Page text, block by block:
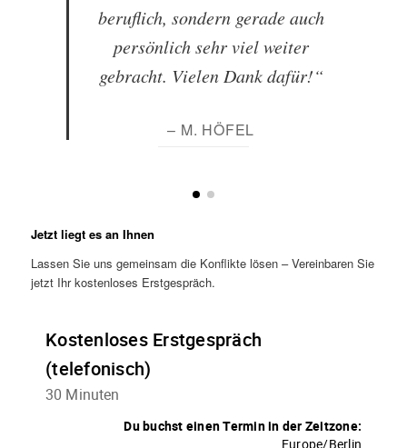
beruflich, sondern gerade auch
persönlich sehr viel weiter
gebracht. Vielen Dank dafür!“
– M. HÖFEL
Jetzt liegt es an Ihnen
Lassen Sie uns gemeinsam die Konflikte lösen – Vereinbaren Sie
jetzt Ihr kostenloses Erstgespräch.